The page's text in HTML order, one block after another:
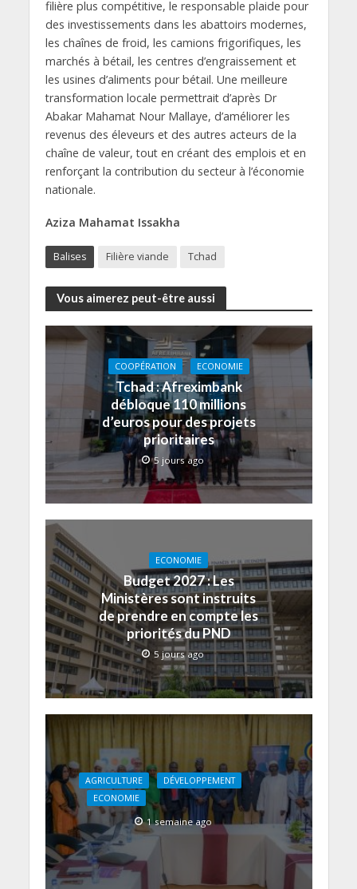
filière plus compétitive, le responsable plaide pour
des investissements dans les abattoirs modernes,
les chaînes de froid, les camions frigorifiques, les
marchés à bétail, les centres d’engraissement et
les usines d’aliments pour bétail. Une meilleure
transformation locale permettrait d’après Dr
Abakar Mahamat Nour Mallaye, d’améliorer les
revenus des éleveurs et des autres acteurs de la
chaîne de valeur, tout en créant des emplois et en
renforçant la contribution du secteur à l’économie
nationale.
Aziza Mahamat Issakha
Balises Filière viande Tchad
Vous aimerez peut-être aussi
COOPÉRATION ECONOMIE
Tchad : Afreximbank
débloque 110 millions
d’euros pour des projets
prioritaires
5 jours ago
ECONOMIE
Budget 2027 : Les
Ministères sont instruits
de prendre en compte les
priorités du PND
5 jours ago
AGRICULTURE
DÉVELOPPEMENT
ECONOMIE
1 semaine ago